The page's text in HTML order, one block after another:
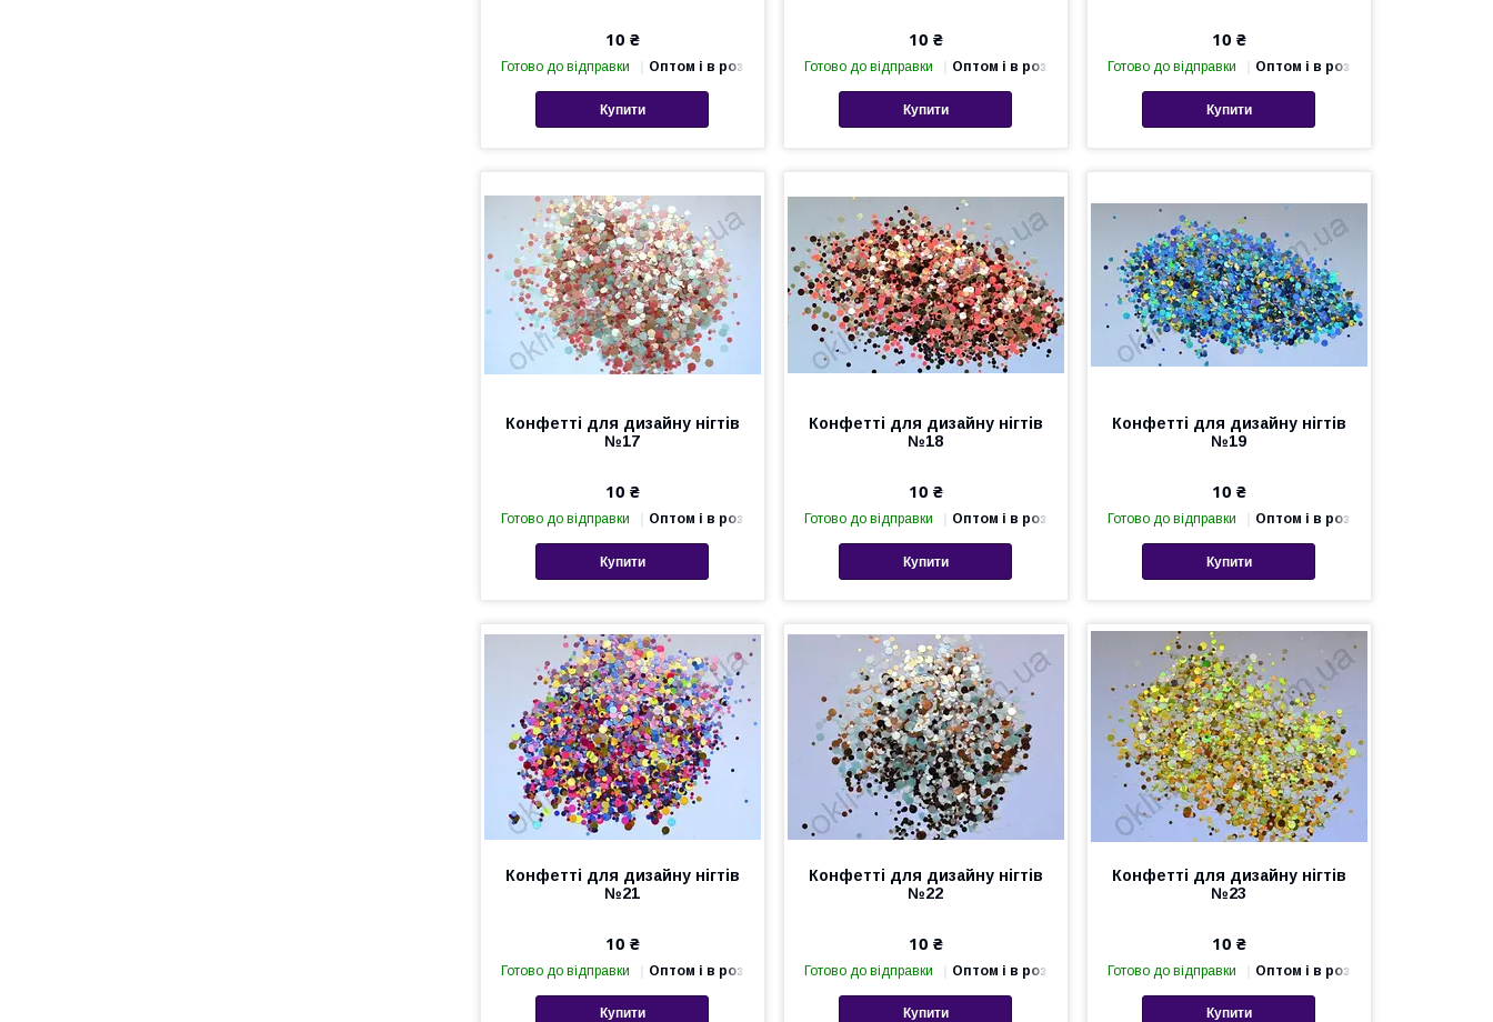
10 ₴
Готово до відправки Оптом і в роздріб
Купити
10 ₴
Готово до відправки Оптом і в роздріб
Купити
10 ₴
Готово до відправки Оптом і в роздріб
Купити
Конфетті для дизайну нігтів
№17
10 ₴
Готово до відправки Оптом і в роздріб
Купити
Конфетті для дизайну нігтів
№18
10 ₴
Готово до відправки Оптом і в роздріб
Купити
Конфетті для дизайну нігтів
№19
10 ₴
Готово до відправки Оптом і в роздріб
Купити
Конфетті для дизайну нігтів
№21
10 ₴
Готово до відправки Оптом і в роздріб
Купити
Конфетті для дизайну нігтів
№22
10 ₴
Готово до відправки Оптом і в роздріб
Купити
Конфетті для дизайну нігтів
№23
10 ₴
Готово до відправки Оптом і в роздріб
Купити